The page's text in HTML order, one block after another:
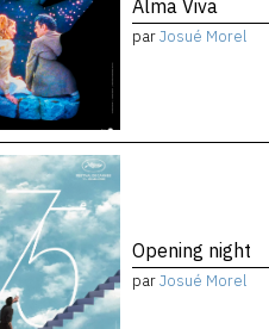
Alma Viva
parJosué Morel
Opening night
parJosué Morel